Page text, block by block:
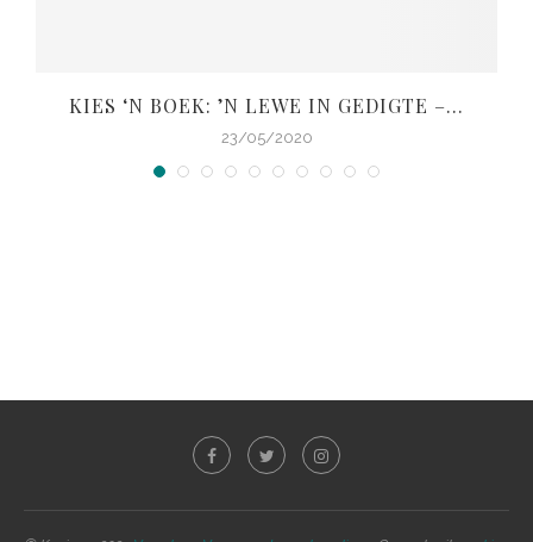
KIES ‘N BOEK: ’N LEWE IN GEDIGTE –...
23/05/2020